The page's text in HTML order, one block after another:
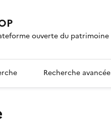
ouverte du patrimoine
Recherche avancée